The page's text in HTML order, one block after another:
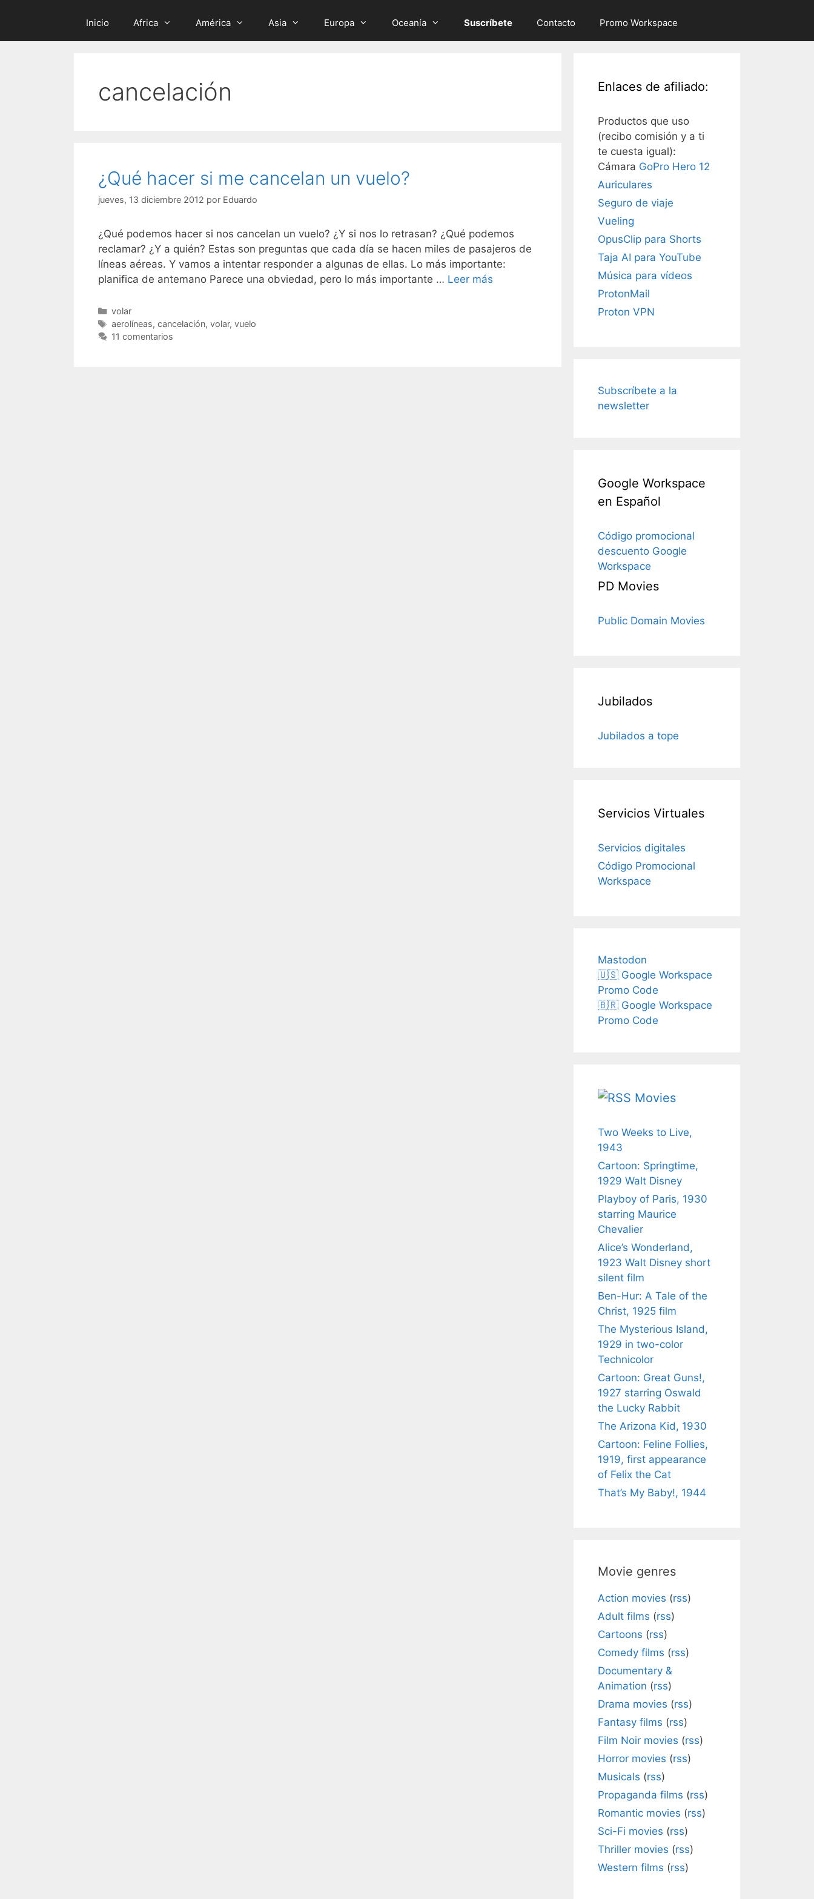
Inicio Africa América Asia Europa Oceanía Suscríbete Contacto Promo Workspace
cancelación
¿Qué hacer si me cancelan un vuelo?
jueves, 13 diciembre 2012 por Eduardo
¿Qué podemos hacer si nos cancelan un vuelo? ¿Y si nos lo retrasan? ¿Qué podemos
reclamar? ¿Y a quién? Estas son preguntas que cada día se hacen miles de pasajeros de
líneas aéreas. Y vamos a intentar responder a algunas de ellas. Lo más importante:
planifica de antemano Parece una obviedad, pero lo más importante … Leer más
Categorías
volar
Etiquetas
aerolíneas, cancelación, volar, vuelo
11 comentarios
Enlaces de afiliado:
Productos que uso
(recibo comisión y a ti
te cuesta igual):
Cámara GoPro Hero 12
Auriculares
Seguro de viaje
Vueling
OpusClip para Shorts
Taja AI para YouTube
Música para vídeos
ProtonMail
Proton VPN
Subscríbete a la
newsletter
Google Workspace
en Español
Código promocional
descuento Google
Workspace
PD Movies
Public Domain Movies
Jubilados
Jubilados a tope
Servicios Virtuales
Servicios digitales
Código Promocional
Workspace
Mastodon
🇺🇸 Google Workspace
Promo Code
🇧🇷 Google Workspace
Promo Code
Movies
Two Weeks to Live,
1943
Cartoon: Springtime,
1929 Walt Disney
Playboy of Paris, 1930
starring Maurice
Chevalier
Alice’s Wonderland,
1923 Walt Disney short
silent film
Ben-Hur: A Tale of the
Christ, 1925 film
The Mysterious Island,
1929 in two-color
Technicolor
Cartoon: Great Guns!,
1927 starring Oswald
the Lucky Rabbit
The Arizona Kid, 1930
Cartoon: Feline Follies,
1919, first appearance
of Felix the Cat
That’s My Baby!, 1944
Movie genres
Action movies (rss)
Adult films (rss)
Cartoons (rss)
Comedy films (rss)
Documentary &
Animation (rss)
Drama movies (rss)
Fantasy films (rss)
Film Noir movies (rss)
Horror movies (rss)
Musicals (rss)
Propaganda films (rss)
Romantic movies (rss)
Sci-Fi movies (rss)
Thriller movies (rss)
Western films (rss)